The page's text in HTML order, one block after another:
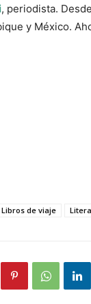
, periodista.
y México.
Libros de viaje